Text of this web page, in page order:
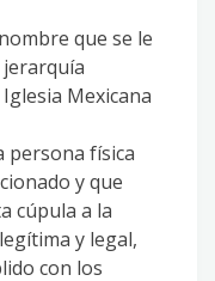
que se le
Mexicana
persona física
y que
cúpula a la
y legal,
con los